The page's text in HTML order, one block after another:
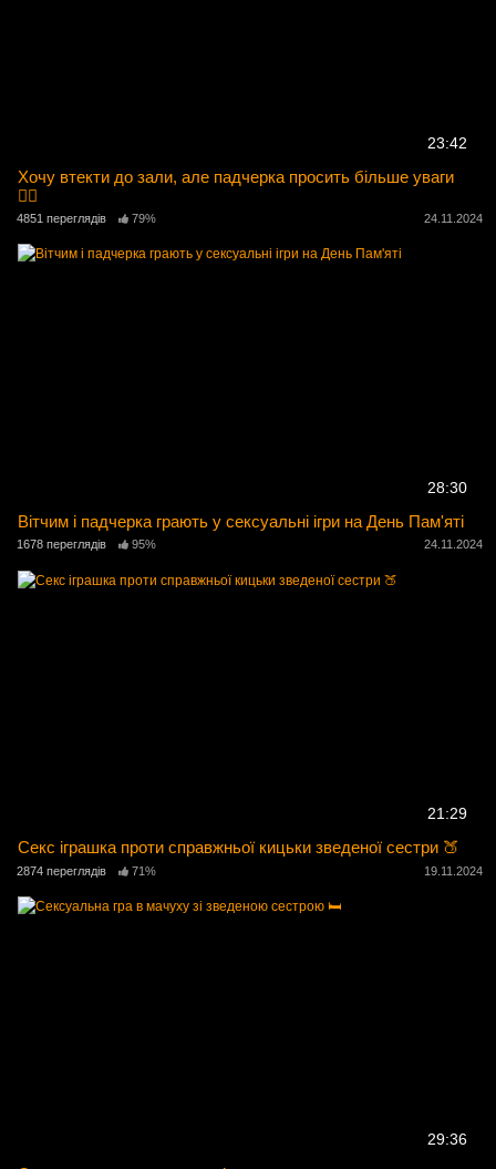
23:42
Хочу втекти до зали, але падчерка просить більше уваги
🏋️‍♂️
4851 переглядів 79% 24.11.2024
28:30
Вітчим і падчерка грають у сексуальні ігри на День Пам'яті
1678 переглядів 95% 24.11.2024
21:29
Секс іграшка проти справжньої кицьки зведеної сестри 🍑
2874 переглядів 71% 19.11.2024
29:36